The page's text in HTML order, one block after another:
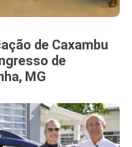
de Caxambu
de
MG